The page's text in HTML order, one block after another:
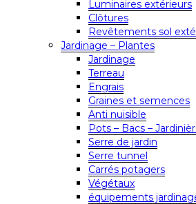
Luminaires extérieurs
Clôtures
Revêtements sol
Jardinage – Plantes
Jardinage
Terreau
Engrais
Graines et semences
Anti nuisible
Pots – Bacs –
Serre de jardin
Serre tunnel
Carrés potagers
Végétaux
équipements